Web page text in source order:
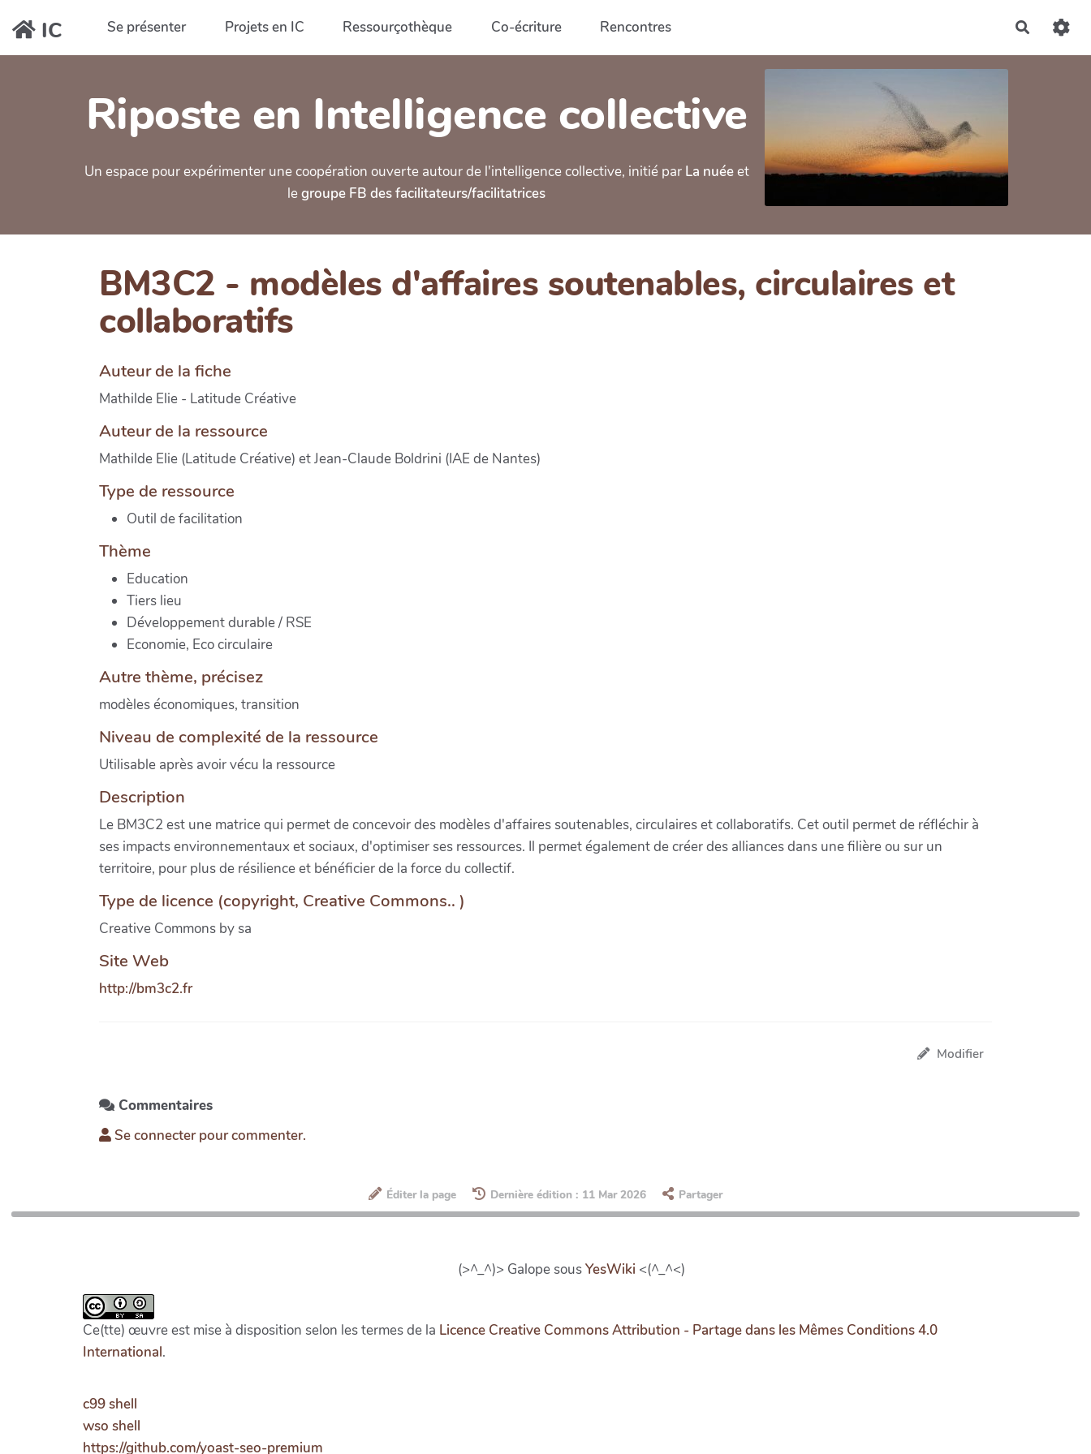
Aller au contenu principal
IC Se présenter Projets en IC Ressourçothèque Co-écriture Rencontres
Riposte en Intelligence collective
Un espace pour expérimenter une coopération ouverte autour de l'intelligence collective, initié par La nuéeet
legroupe FB des facilitateurs/facilitatrices
BM3C2 - modèles d'affaires soutenables, circulaires et
collaboratifs
Auteur de la fiche
Mathilde Elie - Latitude Créative
Auteur de la ressource
Mathilde Elie (Latitude Créative) et Jean-Claude Boldrini (IAE de Nantes)
Type de ressource
Outil de facilitation
Thème
Education
Tiers lieu
Développement durable / RSE
Economie, Eco circulaire
Autre thème, précisez
modèles économiques, transition
Niveau de complexité de la ressource
Utilisable après avoir vécu la ressource
Description
Le BM3C2 est une matrice qui permet de concevoir des modèles d'affaires soutenables, circulaires et collaboratifs. Cet outil permet de réfléchir à
ses impacts environnementaux et sociaux, d'optimiser ses ressources. Il permet également de créer des alliances dans une filière ou sur un
territoire, pour plus de résilience et bénéficier de la force du collectif.
Type de licence (copyright, Creative Commons.. )
Creative Commons by sa
Site Web
http://bm3c2.fr
Modifier
Commentaires
Se connecter pour commenter.
Éditer la page Dernière édition : 11 Mar 2026 Partager
(>^_^)> Galope sousYesWiki <(^_^<)
Ce(tte) œuvre est mise à disposition selon les termes de la Licence Creative Commons Attribution - Partage dans les Mêmes Conditions 4.0
International.
c99 shell
wso shell
https://github.com/yoast-seo-premium